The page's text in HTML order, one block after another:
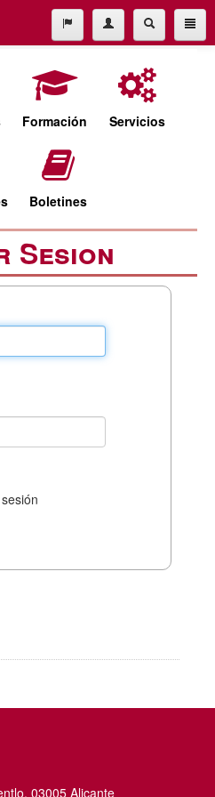
Formación Servicios
Boletines
Sesion
03005 Alicante